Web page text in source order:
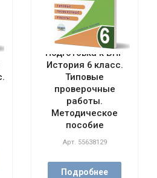
Подготовка к ВПР
История 6 класс.
Типовые
проверочные
работы.
Методическое
пособие
Арт. 55638129
Подробнее